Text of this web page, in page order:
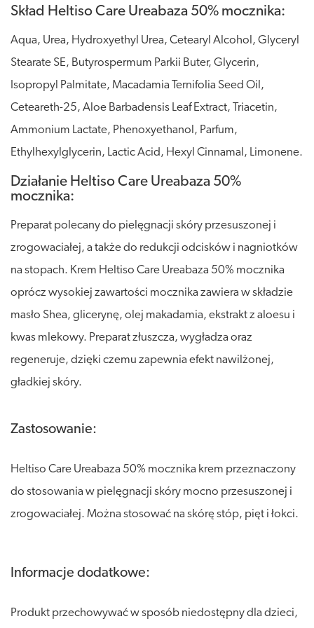
Skład Heltiso Care Ureabaza 50% mocznika:
Aqua, Urea, Hydroxyethyl Urea, Cetearyl Alcohol, Glyceryl
Stearate SE, Butyrospermum Parkii Buter, Glycerin,
Isopropyl Palmitate, Macadamia Ternifolia Seed Oil,
Ceteareth-25, Aloe Barbadensis Leaf Extract, Triacetin,
Ammonium Lactate, Phenoxyethanol, Parfum,
Ethylhexylglycerin, Lactic Acid, Hexyl Cinnamal, Limonene.
Działanie Heltiso Care Ureabaza 50%
mocznika:
Preparat polecany do pielęgnacji skóry przesuszonej i
zrogowaciałej, a także do redukcji odcisków i nagniotków
na stopach. Krem Heltiso Care Ureabaza 50% mocznika
oprócz wysokiej zawartości mocznika zawiera w składzie
masło Shea, glicerynę, olej makadamia, ekstrakt z aloesu i
kwas mlekowy. Preparat złuszcza, wygładza oraz
regeneruje, dzięki czemu zapewnia efekt nawilżonej,
gładkiej skóry.
Zastosowanie:
Heltiso Care Ureabaza 50% mocznika krem przeznaczony
do stosowania w pielęgnacji skóry mocno przesuszonej i
zrogowaciałej. Można stosować na skórę stóp, pięt i łokci.
Informacje dodatkowe:
Produkt przechowywać w sposób niedostępny dla dzieci,